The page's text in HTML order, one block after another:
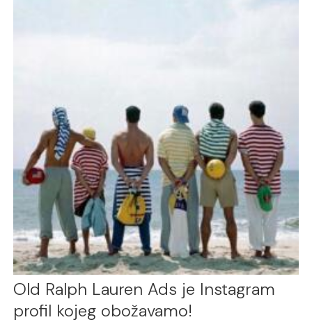
Old Ralph Lauren Ads je Instagram
profil kojeg obožavamo!